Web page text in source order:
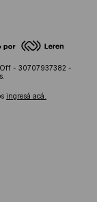
Off - 30707937382 -
ingresá acá.